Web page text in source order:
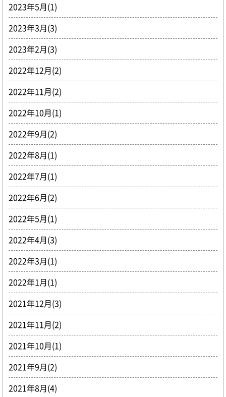
2023年5月(1)
2023年3月(3)
2023年2月(3)
2022年12月(2)
2022年11月(2)
2022年10月(1)
2022年9月(2)
2022年8月(1)
2022年7月(1)
2022年6月(2)
2022年5月(1)
2022年4月(3)
2022年3月(1)
2022年1月(1)
2021年12月(3)
2021年11月(2)
2021年10月(1)
2021年9月(2)
2021年8月(4)